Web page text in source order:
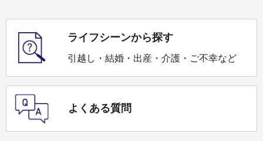
ライフシーンから探す
引越し・結婚・出産・介護・ご不幸など
よくある質問